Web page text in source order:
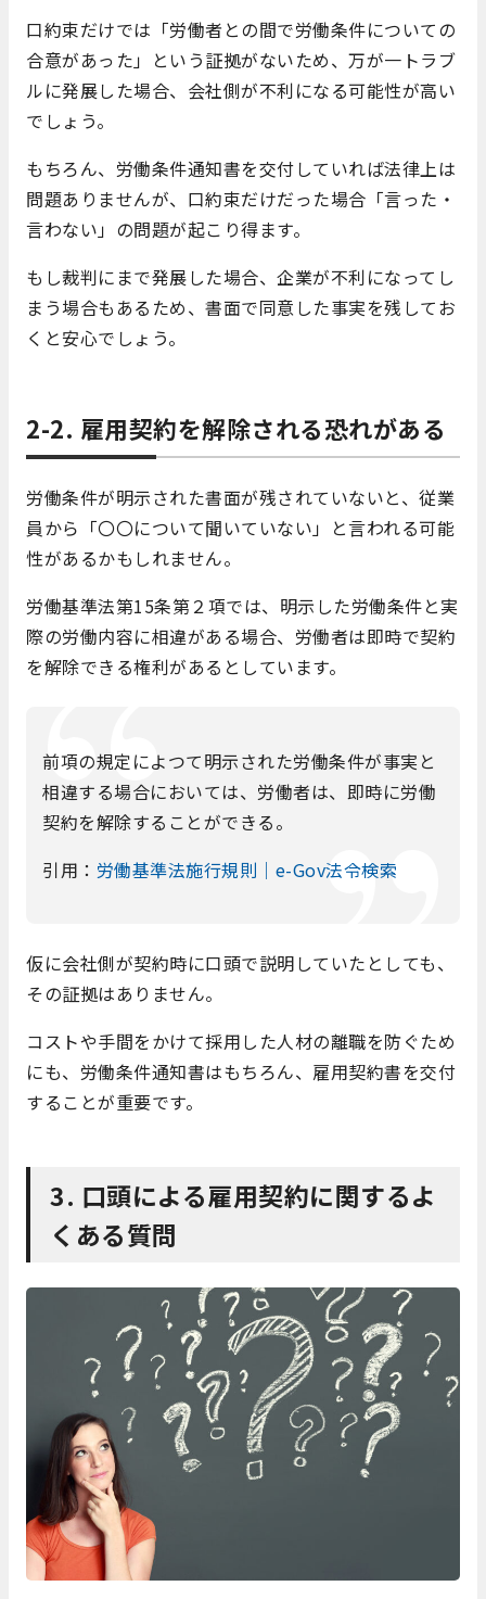
口約束だけでは「労働者との間で労働条件についての
合意があった」という証拠がないため、万が一トラブ
ルに発展した場合、会社側が不利になる可能性が高い
でしょう。
もちろん、労働条件通知書を交付していれば法律上は
問題ありませんが、口約束だけだった場合「言った・
言わない」の問題が起こり得ます。
もし裁判にまで発展した場合、企業が不利になってし
まう場合もあるため、書面で同意した事実を残してお
くと安心でしょう。
2-2. 雇用契約を解除される恐れがある
労働条件が明示された書面が残されていないと、従業
員から「〇〇について聞いていない」と言われる可能
性があるかもしれません。
労働基準法第15条第２項では、明示した労働条件と実
際の労働内容に相違がある場合、労働者は即時で契約
を解除できる権利があるとしています。
前項の規定によつて明示された労働条件が事実と
相違する場合においては、労働者は、即時に労働
契約を解除することができる。
引用： 労働基準法施行規則｜e-Gov法令検索
仮に会社側が契約時に口頭で説明していたとしても、
その証拠はありません。
コストや手間をかけて採用した人材の離職を防ぐため
にも、労働条件通知書はもちろん、雇用契約書を交付
することが重要です。
3. 口頭による雇用契約に関するよ
くある質問